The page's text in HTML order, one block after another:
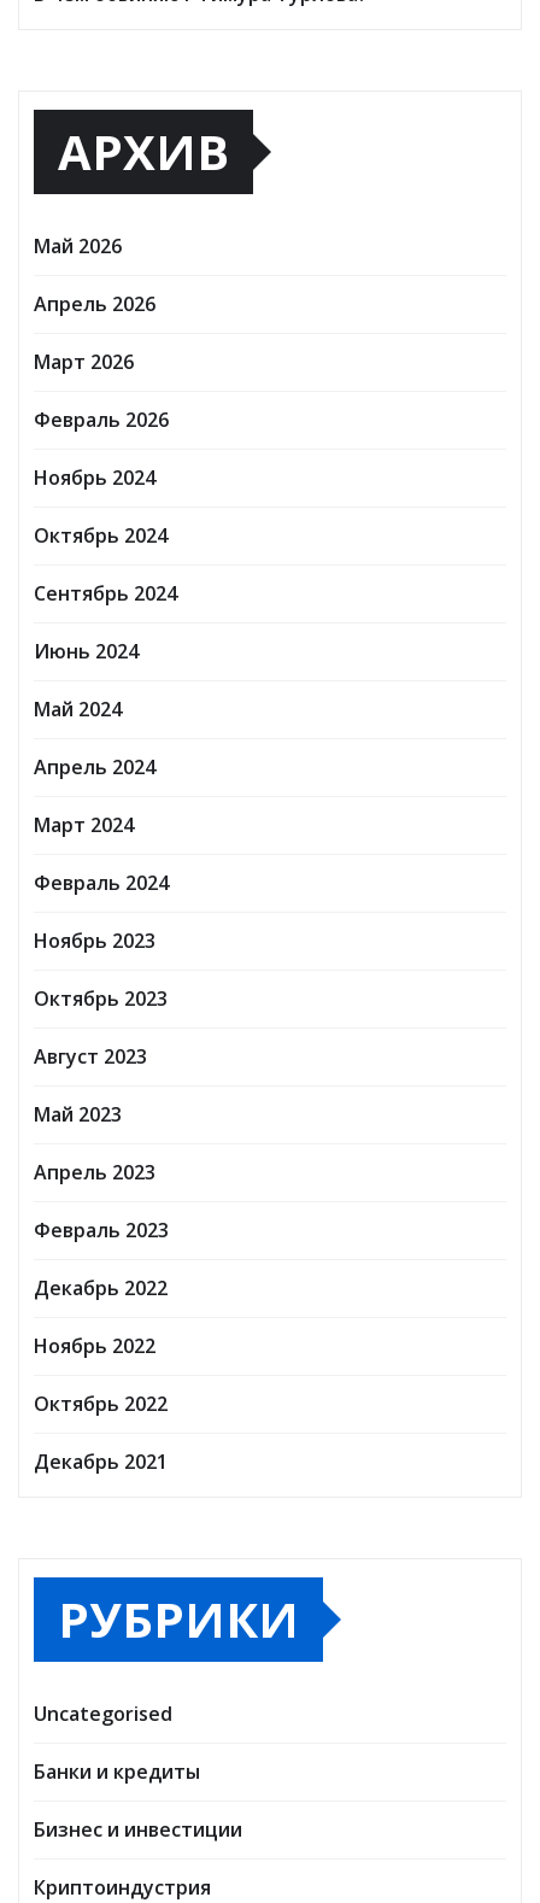
АРХИВ
Май 2026
Апрель 2026
Март 2026
Февраль 2026
Ноябрь 2024
Октябрь 2024
Сентябрь 2024
Июнь 2024
Май 2024
Апрель 2024
Март 2024
Февраль 2024
Ноябрь 2023
Октябрь 2023
Август 2023
Май 2023
Апрель 2023
Февраль 2023
Декабрь 2022
Ноябрь 2022
Октябрь 2022
Декабрь 2021
РУБРИКИ
Uncategorised
Банки и кредиты
Бизнес и инвестиции
Криптоиндустрия